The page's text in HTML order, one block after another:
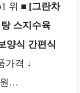
위 ■ [그란차
스지수육
양식 간편식
가격 ↓
원…